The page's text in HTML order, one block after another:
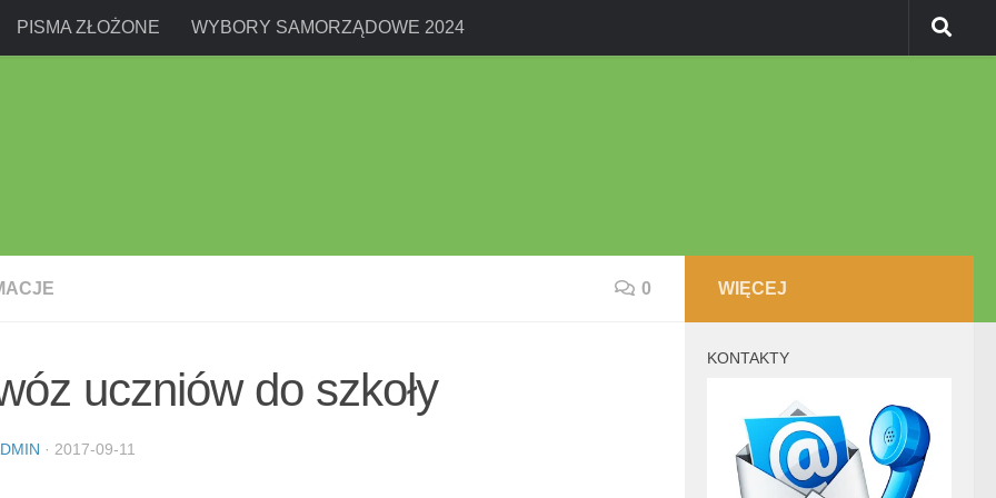
PISMA ZŁOŻONE WYBORY SAMORZĄDOWE 2024
0
uczniów do szkoły
· 2017-09-11
WIĘCEJ
KONTAKTY